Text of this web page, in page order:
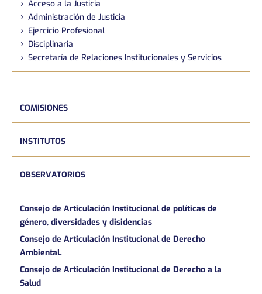
Acceso a la Justicia
Administración de Justicia
Ejercicio Profesional
Disciplinaria
Secretaría de Relaciones Institucionales y Servicios
COMISIONES
INSTITUTOS
OBSERVATORIOS
Consejo de Articulación Institucional de políticas de
género, diversidades y disidencias
Consejo de Articulación Institucional de Derecho
AmbientaL
Consejo de Articulación Institucional de Derecho a la
Salud